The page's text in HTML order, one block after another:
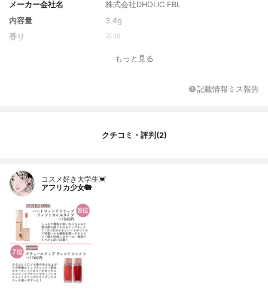
メーカー会社名
株式会社DHOLIC FBL
内容量
3.4g
香り
不明
もっと見る
記載情報ミス報告
クチコミ・評判(2)
コスメ好き大学生💓
アフリカ少女🐘